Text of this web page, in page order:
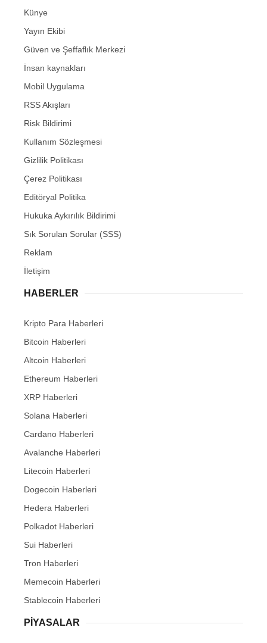
Künye
Yayın Ekibi
Güven ve Şeffaflık Merkezi
İnsan kaynakları
Mobil Uygulama
RSS Akışları
Risk Bildirimi
Kullanım Sözleşmesi
Gizlilik Politikası
Çerez Politikası
Editöryal Politika
Hukuka Aykırılık Bildirimi
Sık Sorulan Sorular (SSS)
Reklam
İletişim
HABERLER
Kripto Para Haberleri
Bitcoin Haberleri
Altcoin Haberleri
Ethereum Haberleri
XRP Haberleri
Solana Haberleri
Cardano Haberleri
Avalanche Haberleri
Litecoin Haberleri
Dogecoin Haberleri
Hedera Haberleri
Polkadot Haberleri
Sui Haberleri
Tron Haberleri
Memecoin Haberleri
Stablecoin Haberleri
PIYASALAR